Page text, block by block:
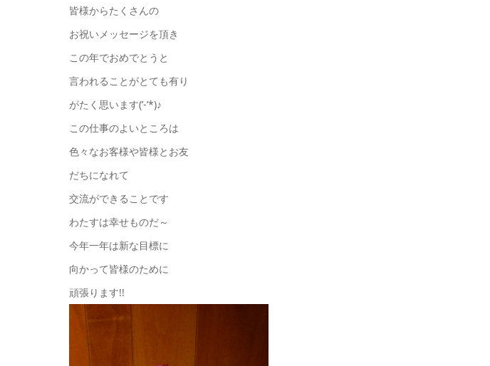
皆様からたくさんの
お祝いメッセージを頂き
この年でおめでとうと
言われることがとても有り
がたく思います(’-’*)♪
この仕事のよいところは
色々なお客様や皆様とお友
だちになれて
交流ができることです
わたすは幸せものだ～
今年一年は新な目標に
向かって皆様のために
頑張ります!!